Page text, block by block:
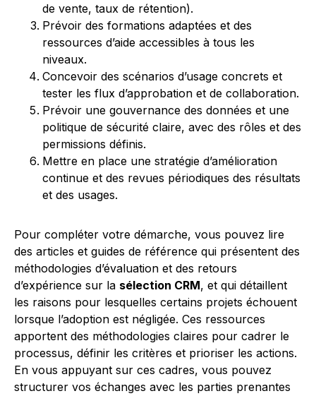
de vente, taux de rétention).
Prévoir des formations adaptées et des
ressources d’aide accessibles à tous les
niveaux.
Concevoir des scénarios d’usage concrets et
tester les flux d’approbation et de collaboration.
Prévoir une gouvernance des données et une
politique de sécurité claire, avec des rôles et des
permissions définis.
Mettre en place une stratégie d’amélioration
continue et des revues périodiques des résultats
et des usages.
Pour compléter votre démarche, vous pouvez lire
des articles et guides de référence qui présentent des
méthodologies d’évaluation et des retours
d’expérience sur la sélection CRM, et qui détaillent
les raisons pour lesquelles certains projets échouent
lorsque l’adoption est négligée. Ces ressources
apportent des méthodologies claires pour cadrer le
processus, définir les critères et prioriser les actions.
En vous appuyant sur ces cadres, vous pouvez
structurer vos échanges avec les parties prenantes